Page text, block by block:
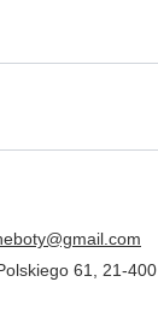
61 21-400